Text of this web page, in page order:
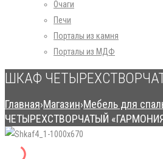
Очаги
Печи
Порталы из камня
Порталы из МДФ
ШКАФ
Главная›Магазин›Мебель для
ЧЕТЫРЕХСТВОРЧАТЫЙ